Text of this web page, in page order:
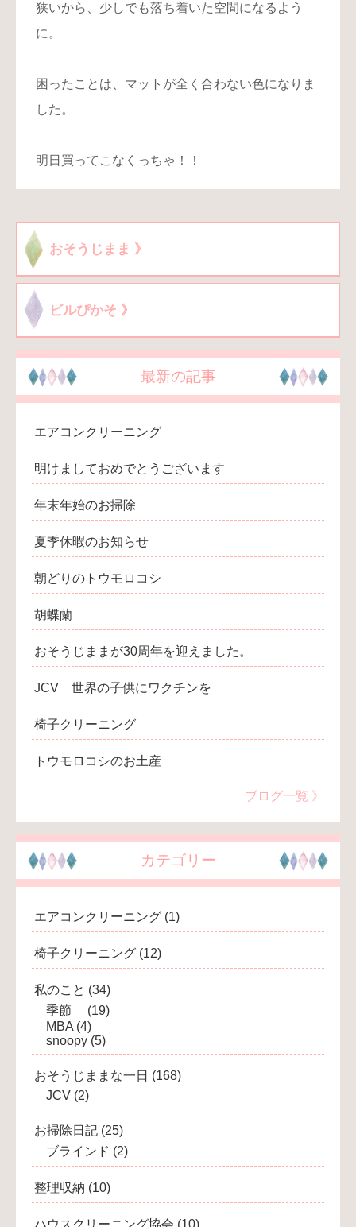
狭いから、少しでも落ち着いた空間になるよう
に。
困ったことは、マットが全く合わない色になりま
した。
明日買ってこなくっちゃ！！
おそうじまま 》
ビルぴかそ 》
最新の記事
エアコンクリーニング
明けましておめでとうございます
年末年始のお掃除
夏季休暇のお知らせ
朝どりのトウモロコシ
胡蝶蘭
おそうじままが30周年を迎えました。
JCV 世界の子供にワクチンを
椅子クリーニング
トウモロコシのお土産
ブログ一覧 》
カテゴリー
エアコンクリーニング (1)
椅子クリーニング (12)
私のこと (34)
季節
(19)
MBA (4)
snoopy (5)
おそうじままな一日 (168)
JCV (2)
お掃除日記 (25)
ブラインド (2)
整理収納 (10)
ハウスクリーニング協会 (10)